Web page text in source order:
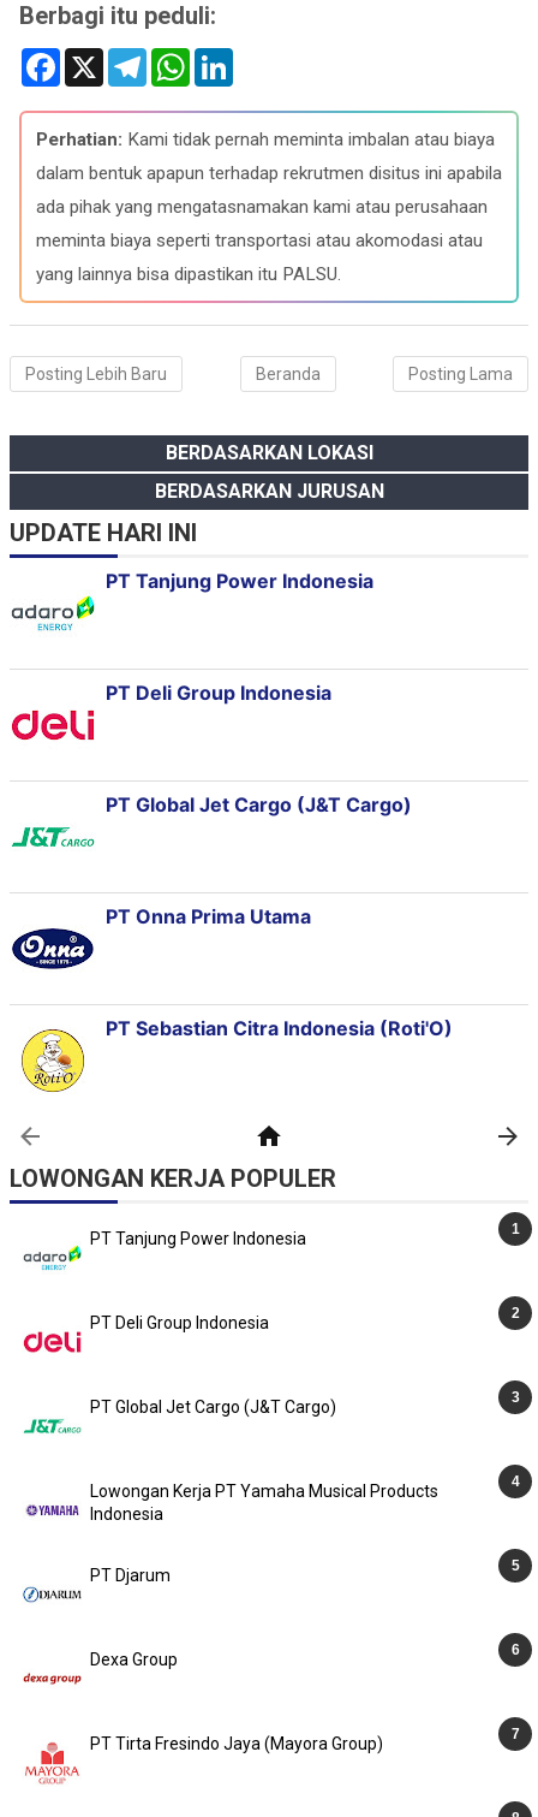
Berbagi itu peduli:
F
e
b
o
o
X
T
e
e
g
r
a
W
t
s
A
p
k
e
d
I
Perhatian: Kami tidak pernah meminta imbalan atau biaya
dalam bentuk apapun terhadap rekrutmen disitus ini apabila
ada pihak yang mengatasnamakan kami atau perusahaan
meminta biaya seperti transportasi atau akomodasi atau
yang lainnya bisa dipastikan itu PALSU.
Posting Lebih Baru Posting Lama
Beranda
BERDASARKAN LOKASI
BERDASARKAN JURUSAN
UPDATE HARI INI
LOWONGAN KERJA POPULER
PT Tanjung Power Indonesia
PT Deli Group Indonesia
PT Global Jet Cargo (J&T Cargo)
Lowongan Kerja PT Yamaha Musical Products
Indonesia
PT Djarum
Dexa Group
PT Tirta Fresindo Jaya (Mayora Group)